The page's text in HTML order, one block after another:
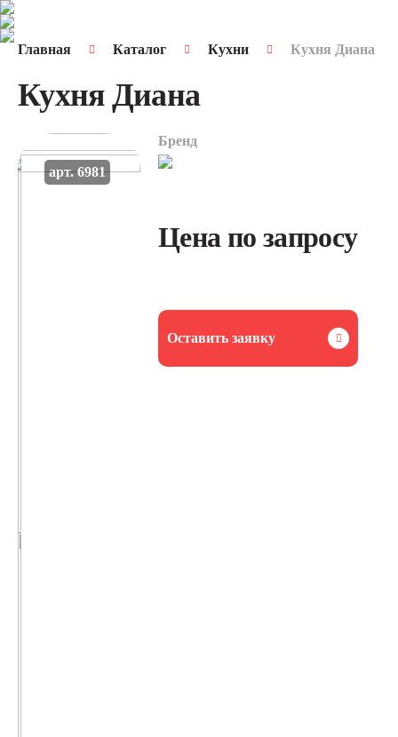
Главная Каталог Кухни Кухня Диана
Кухня Диана
арт. 6981
Бренд
Цена по запросу
Оставить заявку